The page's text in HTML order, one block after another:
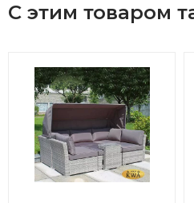
С этим товаром